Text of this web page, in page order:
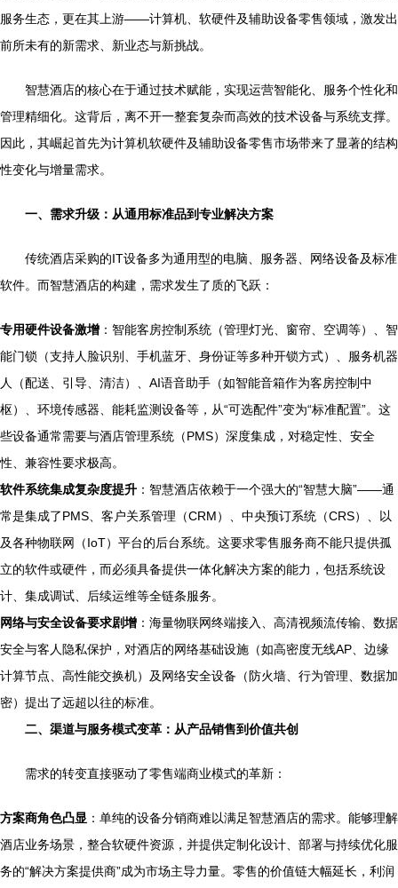
服务生态，更在其上游——计算机、软硬件及辅助设备零售领域，激发出
前所未有的新需求、新业态与新挑战。
智慧酒店的核心在于通过技术赋能，实现运营智能化、服务个性化和
管理精细化。这背后，离不开一整套复杂而高效的技术设备与系统支撑。
因此，其崛起首先为计算机软硬件及辅助设备零售市场带来了显著的结构
性变化与增量需求。
一、需求升级：从通用标准品到专业解决方案
传统酒店采购的IT设备多为通用型的电脑、服务器、网络设备及标准
软件。而智慧酒店的构建，需求发生了质的飞跃：
专用硬件设备激增 ：智能客房控制系统（管理灯光、窗帘、空调等）、智
能门锁（支持人脸识别、手机蓝牙、身份证等多种开锁方式）、服务机器
人（配送、引导、清洁）、AI语音助手（如智能音箱作为客房控制中
枢）、环境传感器、能耗监测设备等，从“可选配件”变为“标准配置”。这
些设备通常需要与酒店管理系统（PMS）深度集成，对稳定性、安全
性、兼容性要求极高。
软件系统集成复杂度提升 ：智慧酒店依赖于一个强大的“智慧大脑”——通
常是集成了PMS、客户关系管理（CRM）、中央预订系统（CRS）、以
及各种物联网（IoT）平台的后台系统。这要求零售服务商不能只提供孤
立的软件或硬件，而必须具备提供一体化解决方案的能力，包括系统设
计、集成调试、后续运维等全链条服务。
网络与安全设备要求剧增 ：海量物联网终端接入、高清视频流传输、数据
安全与客人隐私保护，对酒店的网络基础设施（如高密度无线AP、边缘
计算节点、高性能交换机）及网络安全设备（防火墙、行为管理、数据加
密）提出了远超以往的标准。
二、渠道与服务模式变革：从产品销售到价值共创
需求的转变直接驱动了零售端商业模式的革新：
方案商角色凸显 ：单纯的设备分销商难以满足智慧酒店的需求。能够理解
酒店业务场景，整合软硬件资源，并提供定制化设计、部署与持续优化服
务的“解决方案提供商”成为市场主导力量。零售的价值链大幅延长，利润